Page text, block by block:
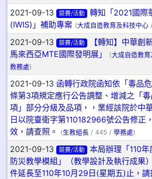
2021-09-13 競賽/活動
轉知「2021國際
(IWIS)」補助專案 (大成自造教育及科技中心
2021-09-13 競賽/活動
【轉知】中華創
馬來西亞MTE國際發明展」
(大成自造教
教務處)
2021-09-13 函轉行政院函知依「毒品
條第3項規定應行公告調整、增減之「
項」部分分級及品項，，業經該院於中
日以院臺衛字第110182966號公告修正
效，請查照。
(生教組長 / 445 / 學務處)
2021-09-13 競賽/活動
本局辦理「110
防災教學模組」（教學設計及執行成果
件延長至110年10月29日(星期五)止，